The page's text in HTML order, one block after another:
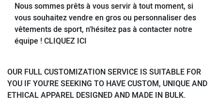
Nous sommes prêts à vous servir à tout moment, si
vous souhaitez vendre en gros ou personnaliser des
vêtements de sport, n'hésitez pas à contacter notre
équipe ! CLIQUEZ ICI
OUR FULL CUSTOMIZATION SERVICE IS SUITABLE FOR
YOU IF YOU'RE SEEKING TO HAVE CUSTOM, UNIQUE AND
ETHICAL APPAREL DESIGNED AND MADE IN BULK.